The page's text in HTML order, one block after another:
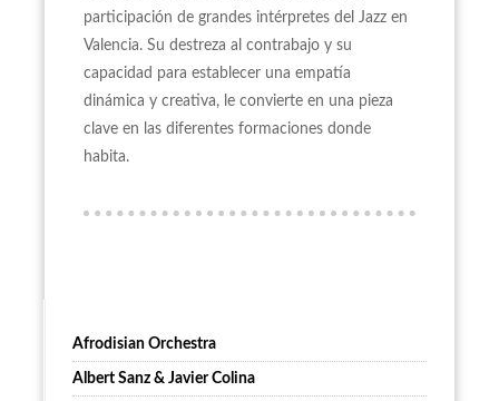
participación de grandes intérpretes del Jazz en
Valencia. Su destreza al contrabajo y su
capacidad para establecer una empatía
dinámica y creativa, le convierte en una pieza
clave en las diferentes formaciones donde
habita.
Afrodisian Orchestra
Albert Sanz & Javier Colina